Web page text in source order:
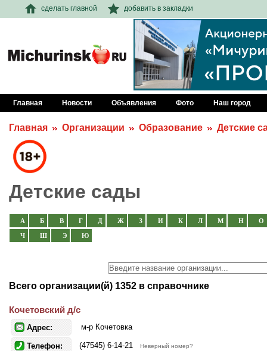
сделать главной добавить в закладки
Главная Новости Объявления Фото Наш город
Главная Организации Образование Детские
Детские сады
А Б В Г Д Ж З И К Л М Н О
Ч Ш Э Ю
Всего организации(й) 1352 в справочнике
Кочетовский д/с
Адрес: м-р Кочетовка
Телефон: (47545) 6-14-21 Неверный номер?